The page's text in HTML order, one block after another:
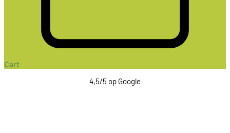
Cart
4,5/5 op Google